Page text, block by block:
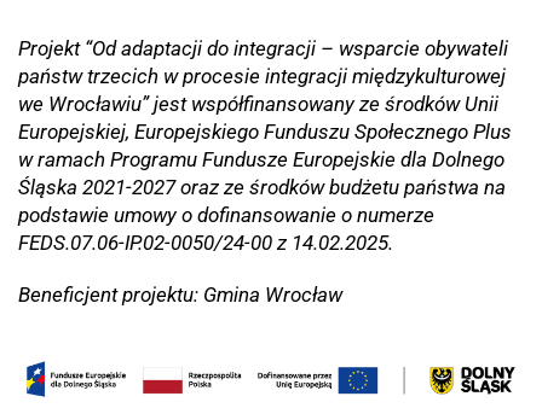
Projekt “Od adaptacji do integracji – wsparcie obywateli
państw trzecich w procesie integracji międzykulturowej
we Wrocławiu” jest współfinansowany ze środków Unii
Europejskiej, Europejskiego Funduszu Społecznego Plus
w ramach Programu Fundusze Europejskie dla Dolnego
Śląska 2021-2027 oraz ze środków budżetu państwa na
podstawie umowy o dofinansowanie o numerze
FEDS.07.06-IP.02-0050/24-00 z 14.02.2025.
Beneficjent projektu: Gmina Wrocław